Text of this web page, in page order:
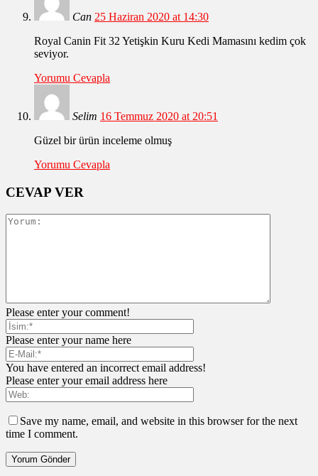
Can 25 Haziran 2020 at 14:30
Royal Canin Fit 32 Yetişkin Kuru Kedi Mamasını kedim çok
seviyor.
Yorumu Cevapla
Selim 16 Temmuz 2020 at 20:51
Güzel bir ürün inceleme olmuş
Yorumu Cevapla
CEVAP VER
Please enter your comment!
Please enter your name here
You have entered an incorrect email address!
Please enter your email address here
Save my name, email, and website in this browser for the next
time I comment.